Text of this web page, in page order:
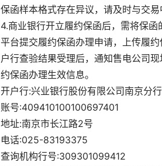
保函样本格式存在异议，请及时与交
4.商业银行开立履约保函后，需将保
平台提交履约保函办理申请，上传履
户行查验结果受理后，通知售电公司
约保函办理生效信息。
开户行:兴业银行股份有限公司南京分行
账号:409410100100697401
地址:南京市长江路2号
电话:025-83193375
查询机构行号:309301099412